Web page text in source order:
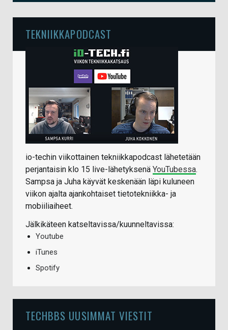
TEKNIIKKAPODCAST
io-techin viikottainen tekniikkapodcast lähetetään
perjantaisin klo 15 live-lähetyksenä YouTubessa.
Sampsa ja Juha käyvät keskenään läpi kuluneen
viikon ajalta ajankohtaiset tietotekniikka- ja
mobiiliaiheet.
Jälkikäteen katseltavissa/kuunneltavissa:
Youtube
iTunes
Spotify
TECHBBS UUSIMMAT VIESTIT